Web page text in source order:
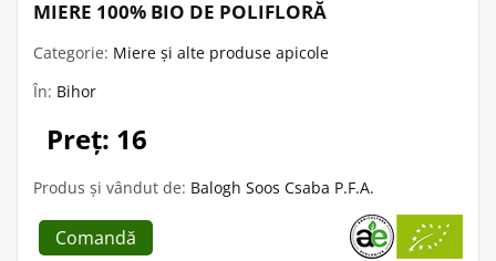
MIERE 100% BIO DE POLIFLORĂ
Categorie: Miere și alte produse apicole
În: Bihor
Preț: 16
Produs și vândut de: Balogh Soos Csaba P.F.A.
Comandă